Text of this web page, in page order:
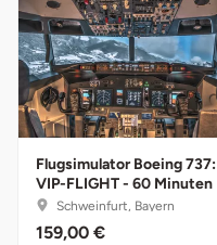
Flugsimulator Boeing 737:
VIP-FLIGHT - 60 Minuten
Schweinfurt, Bayern
159,00 €
Gera
Gersfeld
Gotha
Göppingen
Görlitz